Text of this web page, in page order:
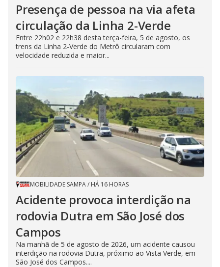
Presença de pessoa na via afeta
circulação da Linha 2-Verde
Entre 22h02 e 22h38 desta terça-feira, 5 de agosto, os
trens da Linha 2-Verde do Metrô circularam com
velocidade reduzida e maior...
MOBILIDADE SAMPA/ HÁ 16 HORAS
Acidente provoca interdição na
rodovia Dutra em São José dos
Campos
Na manhã de 5 de agosto de 2026, um acidente causou
interdição na rodovia Dutra, próximo ao Vista Verde, em
São José dos Campos....